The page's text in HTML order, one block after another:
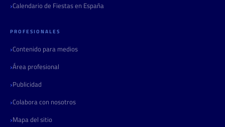
Calendario de Fiestas en España
PROFESIONALES
Contenido para medios
Área profesional
Publicidad
Colabora con nosotros
Mapa del sitio